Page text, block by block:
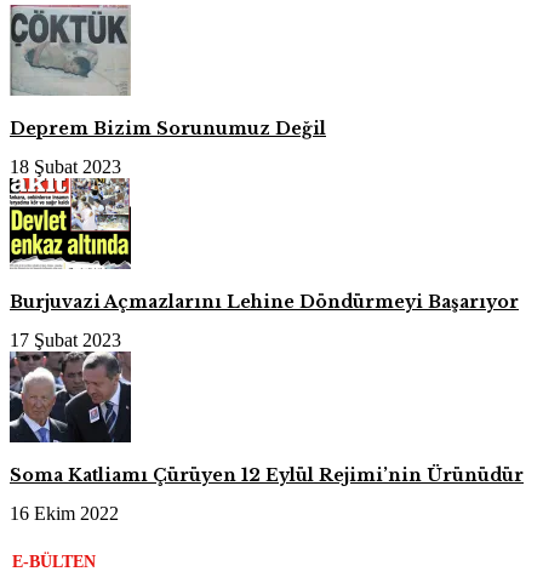
Deprem Bizim Sorunumuz Değil
18 Şubat 2023
Burjuvazi Açmazlarını Lehine Döndürmeyi Başarıyor
17 Şubat 2023
Soma Katliamı Çürüyen 12 Eylül Rejimi’nin Ürünüdür
16 Ekim 2022
E-BÜLTEN